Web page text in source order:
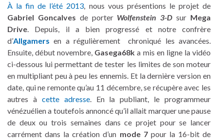
À la fin de l’été 2013 , nous vous présentions le projet de
Gabriel Goncalves de porter Wolfenstein 3-D sur Mega
Drive . Depuis, il a bien progressé et notre confrère
d’Allgamers en a régulièrement chroniqué les avancées.
Ensuite, début novembre, Gasega68k a mis en ligne la vidéo
ci-dessous lui permettant de tester les limites de son moteur
en multipliant peu à peu les ennemis. Et la dernière version en
date, qui ne remonte qu’au 11 décembre, se récupère avec les
autres à cette adresse. En la publiant, le programmeur
vénézuélien a toutefois annoncé qu’il allait marquer une pause
de deux ou trois semaines dans ce projet pour se lancer
carrément dans la création d’un mode 7pour la 16-bit de